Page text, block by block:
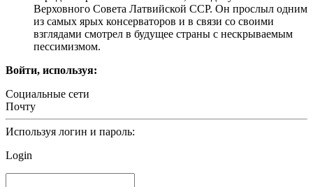
Верховного Совета Латвийской ССР. Он прослыл одним
из самых ярых консерваторов и в связи со своими
взглядами смотрел в будущее страны с нескрываемым
пессимизмом.
Войти, используя:
Социальные сети
Почту
Используя логин и пароль:
Login